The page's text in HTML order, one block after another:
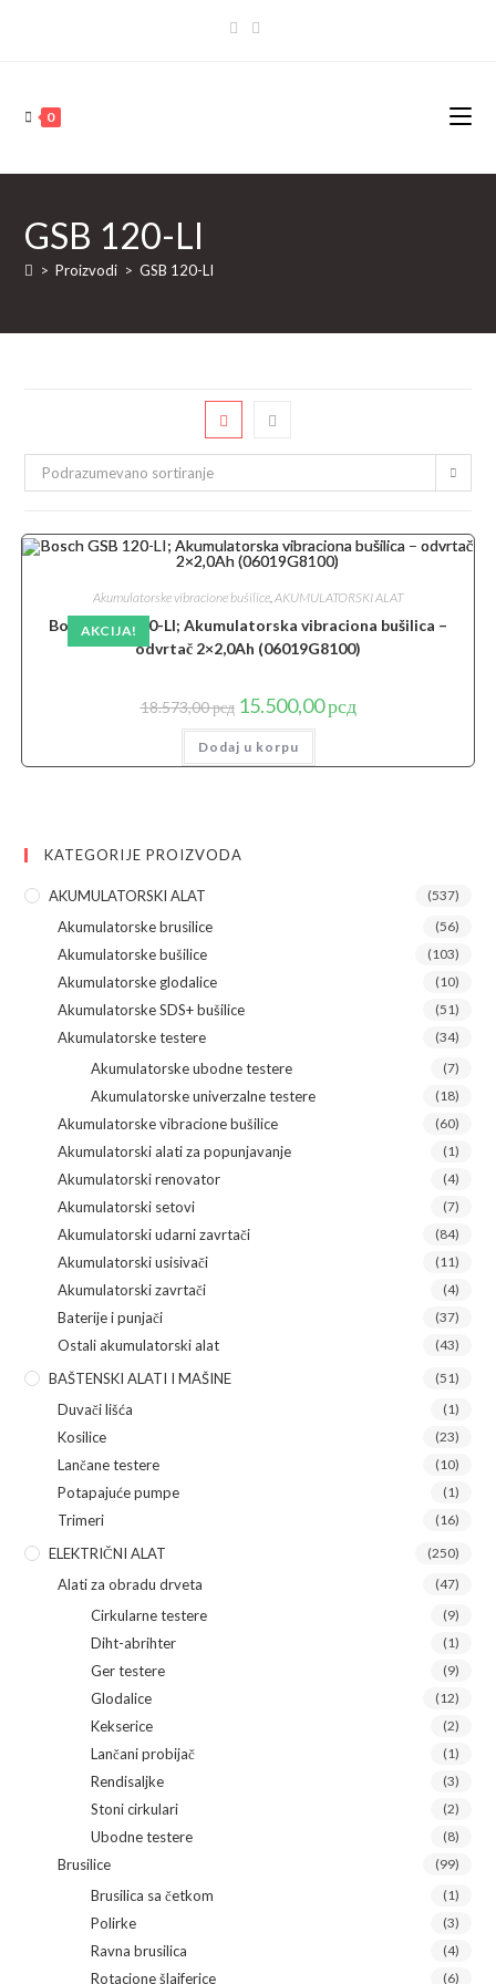
0
GSB 120-LI
> Proizvodi > GSB 120-LI
Podrazumevano sortiranje
AKCIJA!
Akumulatorske vibracione bušilice,AKUMULATORSKI ALAT
Bosch GSB 120-LI; Akumulatorska vibraciona bušilica –
odvrtač 2×2,0Ah (06019G8100)
18.573,00рсд Originalna
cena
je
bila:
18.573,00 рсд.
15.500,00рсдTrenutna
cena
Dodaj u korpu
KATEGORIJE PROIZVODA
AKUMULATORSKI ALAT (537)
Akumulatorske brusilice (56)
Akumulatorske bušilice (103)
Akumulatorske glodalice (10)
Akumulatorske SDS+ bušilice (51)
Akumulatorske testere (34)
Akumulatorske ubodne testere (7)
Akumulatorske univerzalne testere (18)
Akumulatorske vibracione bušilice (60)
Akumulatorski alati za popunjavanje (1)
Akumulatorski renovator (4)
Akumulatorski setovi (7)
Akumulatorski udarni zavrtači (84)
Akumulatorski usisivači (11)
Akumulatorski zavrtači (4)
Baterije i punjači (37)
Ostali akumulatorski alat (43)
BAŠTENSKI ALATI I MAŠINE (51)
Duvači lišća (1)
Kosilice (23)
Lančane testere (10)
Potapajuće pumpe (1)
Trimeri (16)
ELEKTRIČNI ALAT (250)
Alati za obradu drveta (47)
Cirkularne testere (9)
Diht-abrihter (1)
Ger testere (9)
Glodalice (12)
Kekserice (2)
Lančani probijač (1)
Rendisaljke (3)
Stoni cirkulari (2)
Ubodne testere (8)
Brusilice (99)
Brusilica sa četkom (1)
Polirke (3)
Ravna brusilica (4)
Rotacione šlajferice (6)